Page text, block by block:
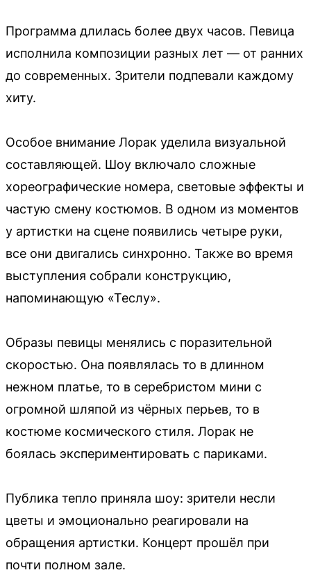
Программа длилась более двух часов. Певица
исполнила композиции разных лет — от ранних
до современных. Зрители подпевали каждому
хиту.
Особое внимание Лорак уделила визуальной
составляющей. Шоу включало сложные
хореографические номера, световые эффекты и
частую смену костюмов. В одном из моментов
у артистки на сцене появились четыре руки,
все они двигались синхронно. Также во время
выступления собрали конструкцию,
напоминающую «Теслу».
Образы певицы менялись с поразительной
скоростью. Она появлялась то в длинном
нежном платье, то в серебристом мини с
огромной шляпой из чёрных перьев, то в
костюме космического стиля. Лорак не
боялась экспериментировать с париками.
Публика тепло приняла шоу: зрители несли
цветы и эмоционально реагировали на
обращения артистки. Концерт прошёл при
почти полном зале.